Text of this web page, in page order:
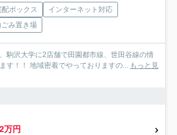
配ボックス
インターネット対応
み置き場
駒沢大学に2店舗で田園都市線、世田谷線の情
す！！ 地域密着でやっておりますの... もっと見
万円